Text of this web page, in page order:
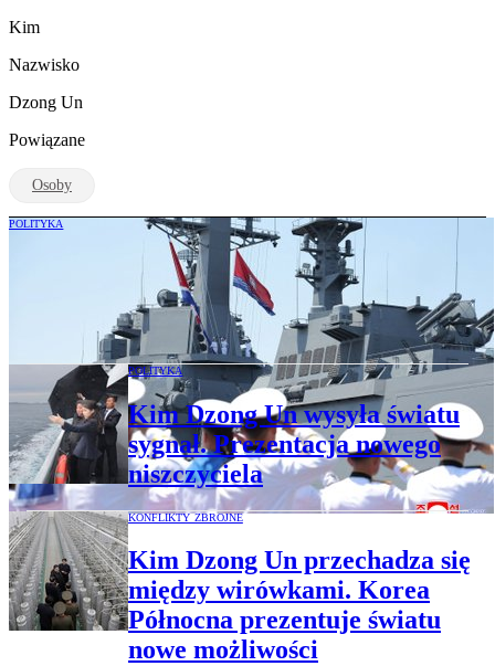
Kim
Nazwisko
Dzong Un
Powiązane
Osoby
POLITYKA
Korea Północna ma nowy okręt. Kim
informuje o uzbrajaniu marynarki w
broń atomową
POLITYKA
Kim Dzong Un wysyła światu
sygnał. Prezentacja nowego
niszczyciela
KONFLIKTY ZBROJNE
Kim Dzong Un przechadza się
między wirówkami. Korea
Północna prezentuje światu
nowe możliwości